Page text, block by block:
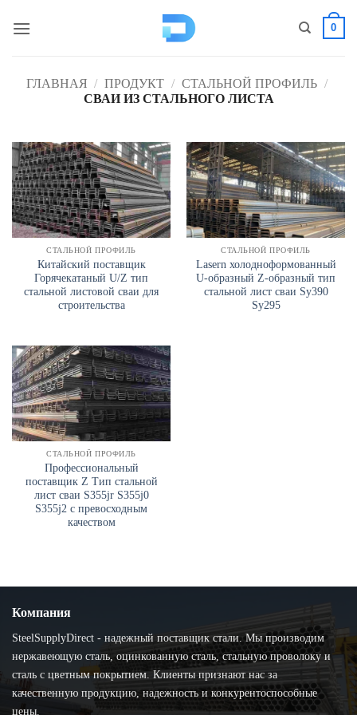
0
ГЛАВНАЯ / ПРОДУКТ / СТАЛЬНОЙ ПРОФИЛЬ /
СВАИ ИЗ СТАЛЬНОГО ЛИСТА
СТАЛЬНОЙ ПРОФИЛЬ
Китайский поставщик
Горячекатаный U/Z тип
стальной листовой сваи для
строительства
СТАЛЬНОЙ ПРОФИЛЬ
Lasern холодноформованный
U-образный Z-образный тип
стальной лист сваи Sy390
Sy295
СТАЛЬНОЙ ПРОФИЛЬ
Профессиональный
поставщик Z Тип стальной
лист сваи S355jr S355j0
S355j2 с превосходным
качеством
Компания
SteelSupplyDirect - надежный поставщик стали. Мы производим
нержавеющую сталь, оцинкованную сталь, стальную проволоку и
сталь с цветным покрытием. Клиенты признают нас за
качественную продукцию, надежность и конкурентоспособные
цены.